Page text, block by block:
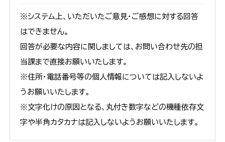
※システム上、いただいたご意見・ご感想に対する回答
はできません。
回答が必要な内容に関しましては、お問い合わせ先の担
当課まで直接お願いいたします。
※住所・電話番号等の個人情報については記入しないよ
うお願いいたします。
※文字化けの原因となる、丸付き数字などの機種依存文
字や半角カタカナは記入しないようお願いいたします。